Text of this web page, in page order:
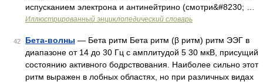
испусканием электрона и антинейтрино (смотри&#8230; …
Иллюстрированный энциклопедический словарь
42 Бета-волны — Бета ритм Бета ритм (β ритм) ритм ЭЭГ в
диапазоне от 14 до 30 Гц с амплитудой 5 30 мкВ, присущий
состоянию активного бодрствования. Наиболее сильно этот
ритм выражен в лобных областях, но при различных видах